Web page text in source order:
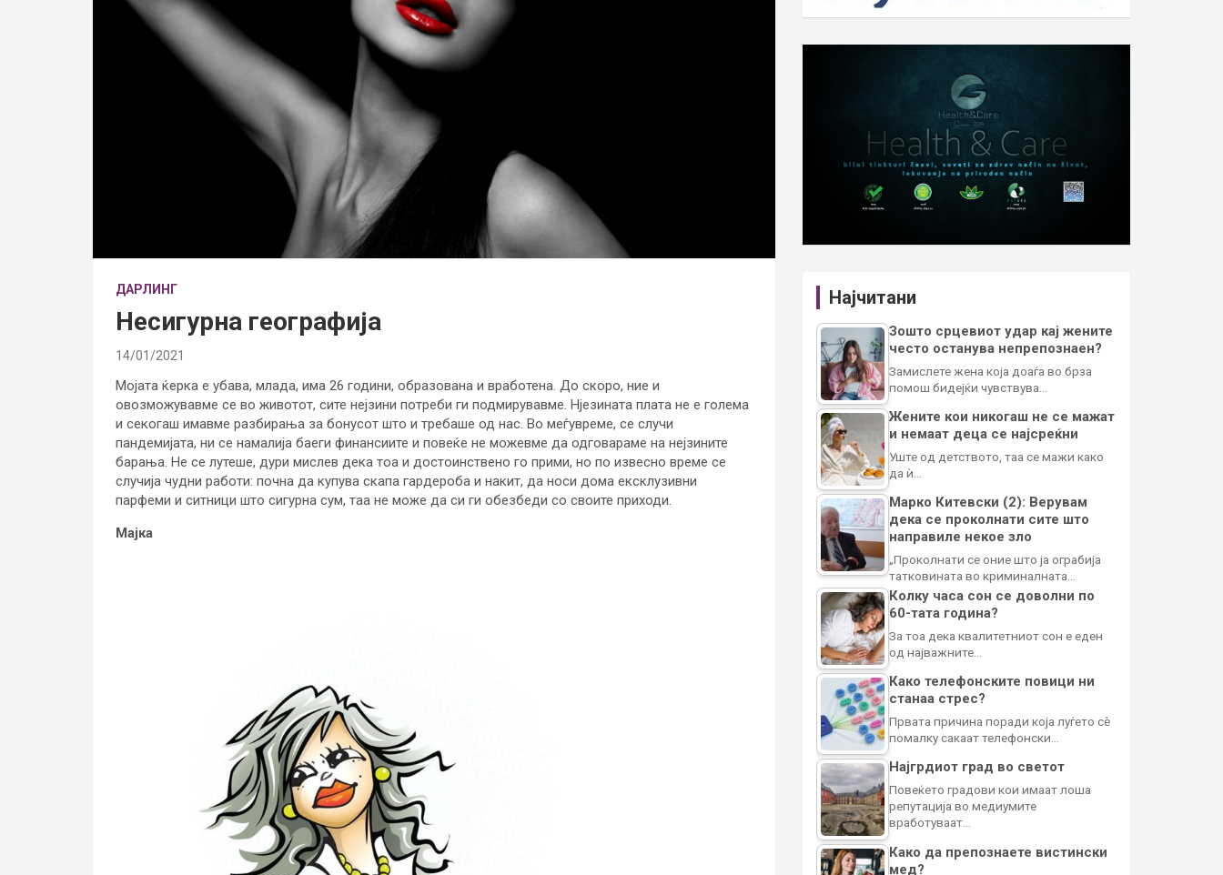
ДАРЛИНГ
Несигурна географија
14/01/2021
Мојата ќерка е убава, млада, има 26 години, образована и вработена. До скоро, ние и
овозможувавме се во животот, сите нејзини потреби ги подмирувавме. Нјезината плата не е голема
и секогаш имавме разбирања за бонусот што и требаше од нас. Во меѓувреме, се случи
пандемијата, ни се намалија баеги финансиите и повеќе не можевме да одговараме на нејзините
барања. Не се лутеше, дури мислев дека тоа и достоинствено го прими, но по извесно време се
случија чудни работи: почна да купува скапа гардероба и накит, да носи дома ексклузивни
парфеми и ситници што сигурна сум, таа не може да си ги обезбеди со своите приходи.
Мајка
Најчитани
Зошто срцевиот удар кај жените
често останува непрепознаен?
Замислете жена која доаѓа во брза
помош бидејќи чувствува…
Жените кои никогаш не се мажат
и немаат деца се најсреќни
Уште од детството, таа се мажи како
да ѝ…
Марко Китевски (2): Верувам
дека се проколнати сите што
направиле некое зло
„Проколнати се оние што ја ограбија
татковината во криминалната…
Колку часа сон се доволни по
60-тата година?
За тоа дека квалитетниот сон е еден
од најважните…
Како телефонските повици ни
станаа стрес?
Првата причина поради која луѓето сè
помалку сакаат телефонски…
Најгрдиот град во светот
Повеќето градови кои имаат лоша
репутација во медиумите
вработуваат…
Како да препознаете вистински
мед?